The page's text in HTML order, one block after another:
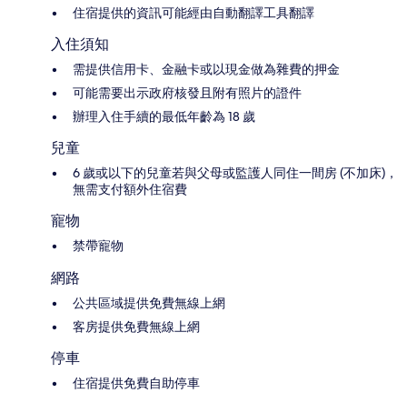
住宿提供的資訊可能經由自動翻譯工具翻譯
入住須知
需提供信用卡、金融卡或以現金做為雜費的押金
可能需要出示政府核發且附有照片的證件
辦理入住手續的最低年齡為 18 歲
兒童
6 歲或以下的兒童若與父母或監護人同住一間房 (不加床)，
無需支付額外住宿費
寵物
禁帶寵物
網路
公共區域提供免費無線上網
客房提供免費無線上網
停車
住宿提供免費自助停車